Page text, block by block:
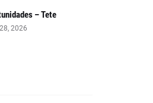
– Tete
2026